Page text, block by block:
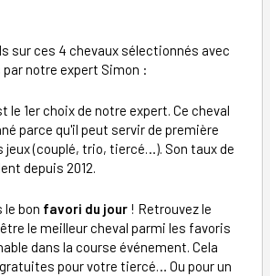
sur ces 4 chevaux sélectionnés avec
notre expert Simon :
le 1er choix de notre expert. Ce cheval
parce qu'il peut servir de première
jeux (couplé, trio, tiercé…). Son taux de
depuis 2012.
le bon favori du jour ! Retrouvez le
le meilleur cheval parmi les favoris
dans la course événement. Cela
pour votre tiercé… Ou pour un